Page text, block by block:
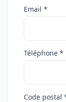
Email *
Téléphone *
Code postal